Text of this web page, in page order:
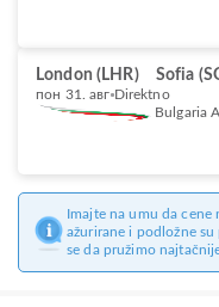
London (LHR) Sofia
пон 31. авг Direktno
Bulgaria
Imajte na umu da cene
ažurirane i podložne
se da pružimo